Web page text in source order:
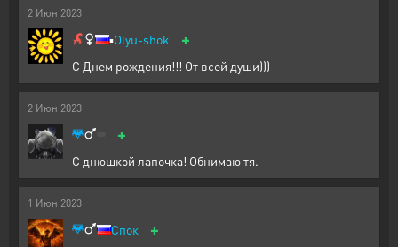
2 Июн 2023
▪️Olyu-shok +
С Днем рождения!!! От всей души)))
2 Июн 2023
+
С днюшкой лапочка! Обнимаю тя.
1 Июн 2023
Спок +